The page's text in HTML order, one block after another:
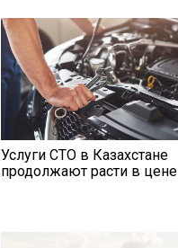
Услуги СТО в Казахстане
продолжают расти в цене